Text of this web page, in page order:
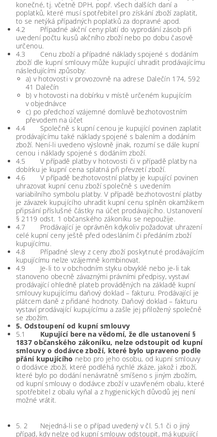
konečné, tj. včetně DPH, popř. všech dalších daní a
poplatků, které musí spotřebitel pro získání zboží zaplatit,
to se netýká případných poplatků za dopravné apod.
4.2 Případné akční ceny platí do vyprodání zásob při
uvedení počtu kusů akčního zboží nebo po dobu časově
určenou.
4.3 Cenu zboží a případné náklady spojené s dodáním
zboží dle kupní smlouvy může kupující uhradit prodávajícímu
následujícími způsoby:
a) v hotovosti v provozovně na adrese Dalečín 174, 592
41 Dalečín
b) v hotovosti na dobírku v místě určeném kupujícím
v objednávce
c) po předchozí vzájemné domluvě bezhotovostním
převodem na účet
4.4 Společně s kupní cenou je kupující povinen zaplatit
prodávajícímu také náklady spojené s balením a dodáním
zboží. Není-li uvedeno výslovně jinak, rozumí se dále kupní
cenou i náklady spojené s dodáním zboží.
4.5 V případě platby v hotovosti či v případě platby na
dobírku je kupní cena splatná při převzetí zboží.
4.6 V případě bezhotovostní platby je kupující povinen
uhrazovat kupní cenu zboží společně s uvedením
variabilního symbolu platby. V případě bezhotovostní platby
je závazek kupujícího uhradit kupní cenu splněn okamžikem
připsání příslušné částky na účet prodávajícího. Ustanovení
§ 2119 odst. 1 občanského zákoníku se nepoužije.
4.7 Prodávající je oprávněn kdykoliv požadovat uhrazení
celé kupní ceny ještě před odesláním či předáním zboží
kupujícímu.
4.8 Případné slevy z ceny zboží poskytnuté prodávajícím
kupujícímu nelze vzájemně kombinovat.
4.9 Je-li to v obchodním styku obvyklé nebo je-li tak
stanoveno obecně závaznými právními předpisy, vystaví
prodávající ohledně plateb prováděných na základě kupní
smlouvy kupujícímu daňový doklad – fakturu. Prodávající je
plátcem daně z přidané hodnoty. Daňový doklad – fakturu
vystaví prodávající kupujícímu a zašle jej přiložený společně
se zbožím.
5. Odstoupení od kupní smlouvy
5.1 Kupující bere na vědomí, že dle ustanovení §
1837 občanského zákoníku, nelze odstoupit od kupní
smlouvy o dodávce zboží, které bylo upraveno podle
přání kupujícího nebo pro jeho osobu, od kupní smlouvy
o dodávce zboží, které podléhá rychlé zkáze, jakož i zboží,
které bylo po dodání nenávratně smíšeno s jiným zbožím,
od kupní smlouvy o dodávce zboží v uzavřeném obalu, které
spotřebitel z obalu vyňal a z hygienických důvodů jej není
možné vrátit.
5. 2 Nejedná-li se o případ uvedený v čl. 5.1 či o jiný
případ, kdy nelze od kupní smlouvy odstoupit, má kupující